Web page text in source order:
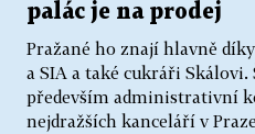
palác je na prodej
Pražané ho znají hlavně
a SIA a také cukráři Skálovi.
především administrativní
nejdražších kanceláří v